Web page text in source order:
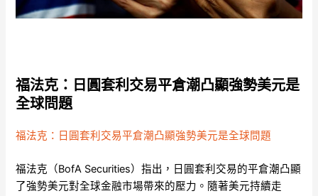
福法克：日圓套利交易平倉潮凸顯強勢美元是
全球問題
福法克：日圓套利交易平倉潮凸顯強勢美元是全球問題
福法克（BofA Securities）指出，日圓套利交易的平倉潮凸顯
了強勢美元對全球金融市場帶來的壓力。隨著美元持續走